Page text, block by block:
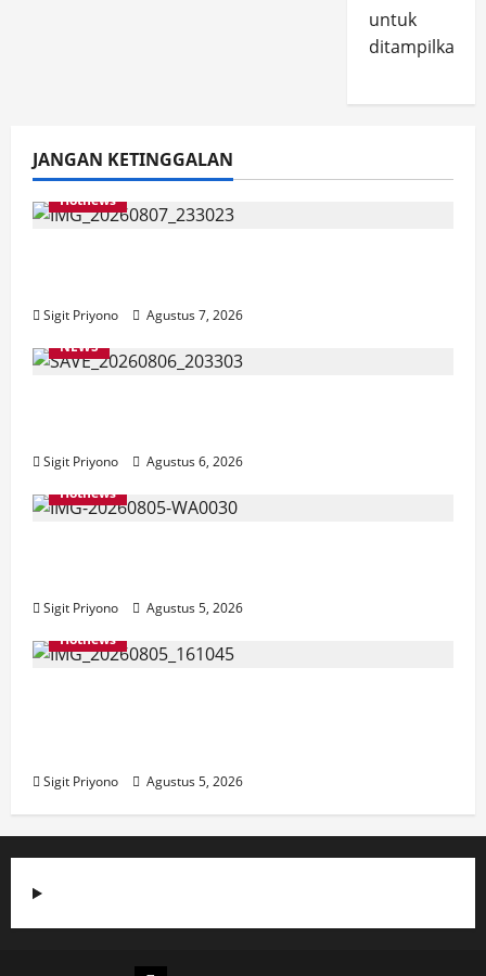
untuk
ditampilkan.
JANGAN KETINGGALAN
Hotnews
Sigit Priyono
Agustus 7, 2026
NEWS
Sigit Priyono
Agustus 6, 2026
Hotnews
Sigit Priyono
Agustus 5, 2026
Hotnews
Sigit Priyono Agustus 5, 2026